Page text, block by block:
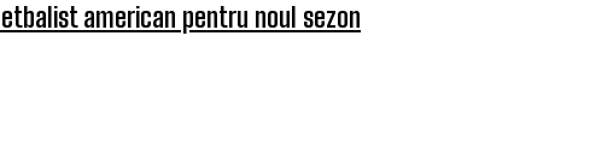
american pentru noul sezon